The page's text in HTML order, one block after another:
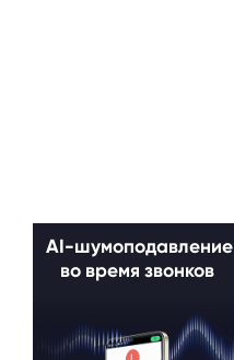
AI-шумоподавление
во время звонков